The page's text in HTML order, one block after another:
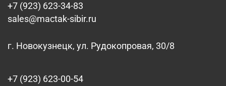
+7 (923) 623-34-83
sales@mactak-sibir.ru
г. Новокузнецк, ул. Рудокопровая, 30/8
+7 (923) 623-00-54